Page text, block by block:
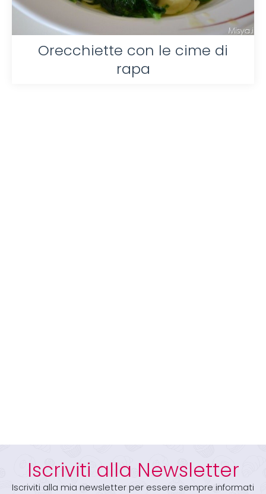
Orecchiette con le cime di
rapa
Iscriviti alla Newsletter
Iscriviti alla mia newsletter per essere sempre informati